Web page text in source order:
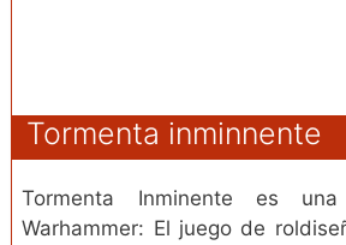
Tormenta inminnente
Tormenta Inminente es
Warhammer: El juego de